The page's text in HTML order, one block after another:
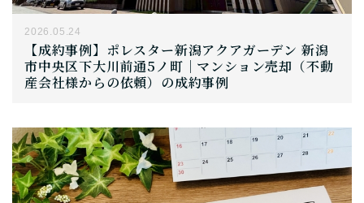
2026.05.24
【成約事例】ポレスター新潟アクアガーデン 新潟
市中央区下大川前通5ノ町｜マンション売却（不動
産会社様からの依頼）の成約事例